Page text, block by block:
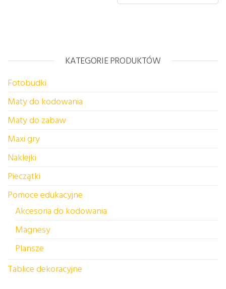
KATEGORIE PRODUKTÓW
Fotobudki
Maty do kodowania
Maty do zabaw
Maxi gry
Naklejki
Pieczątki
Pomoce edukacyjne
Akcesoria do kodowania
Magnesy
Plansze
Tablice dekoracyjne